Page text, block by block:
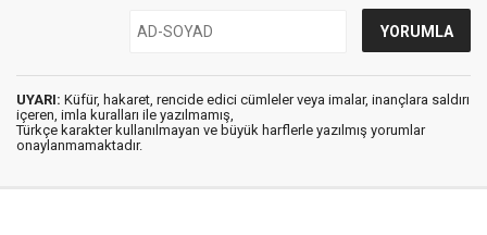
UYARI: Küfür, hakaret, rencide edici cümleler veya imalar, inançlara saldırı
içeren, imla kuralları ile yazılmamış,
Türkçe karakter kullanılmayan ve büyük harflerle yazılmış yorumlar
onaylanmamaktadır.